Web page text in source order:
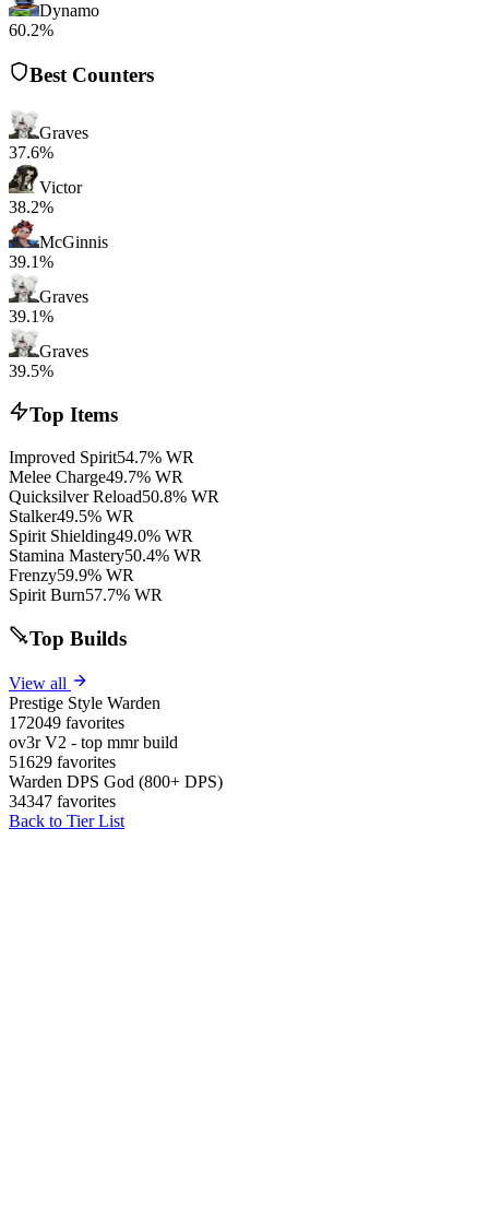
Dynamo
60.2%
Best Counters
Graves
37.6%
Victor
38.2%
McGinnis
39.1%
Graves
39.1%
Graves
39.5%
Top Items
Improved Spirit54.7% WR
Melee Charge49.7% WR
Quicksilver Reload50.8% WR
Stalker49.5% WR
Spirit Shielding49.0% WR
Stamina Mastery50.4% WR
Frenzy59.9% WR
Spirit Burn57.7% WR
Top Builds
View all
Prestige Style Warden
172049 favorites
ov3r V2 - top mmr build
51629 favorites
Warden DPS God (800+ DPS)
34347 favorites
Back to Tier List